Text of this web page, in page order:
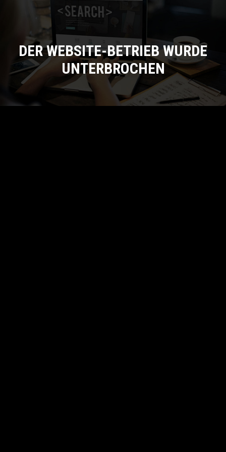
DER WEBSITE-BETRIEB WURDE
UNTERBROCHEN